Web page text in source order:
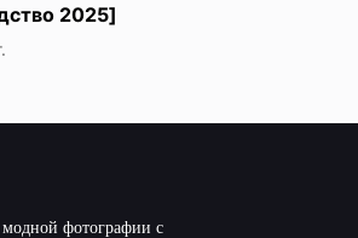
2025]
фотографии с